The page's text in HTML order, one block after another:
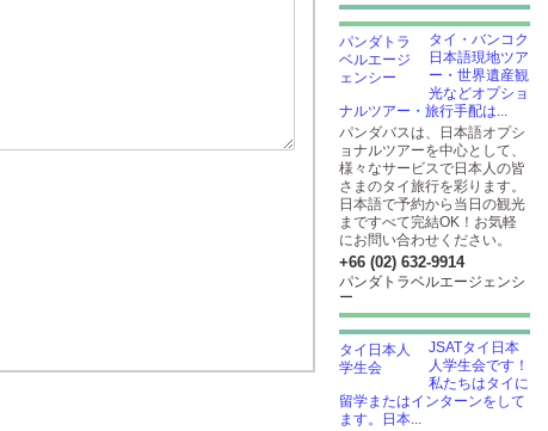
タイ・バンコク
日本語現地ツア
ー・世界遺産観
光などオプショ
ナルツアー・旅行手配は...
パンダバスは、日本語オプシ
ョナルツアーを中心として、
様々なサービスで日本人の皆
さまのタイ旅行を彩ります。
日本語で予約から当日の観光
まですべて完結OK！お気軽
にお問い合わせください。
+66 (02) 632-9914
パンダトラベルエージェンシ
ー
JSATタイ日本
人学生会です！
私たちはタイに
留学またはインターンをして
ます。日本...